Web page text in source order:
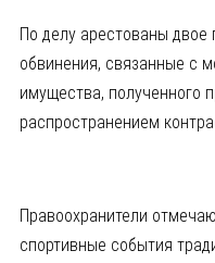
По делу арестованы
обвинения, связанные с
имущества, полученного
распространением
Правоохранители
спортивные события